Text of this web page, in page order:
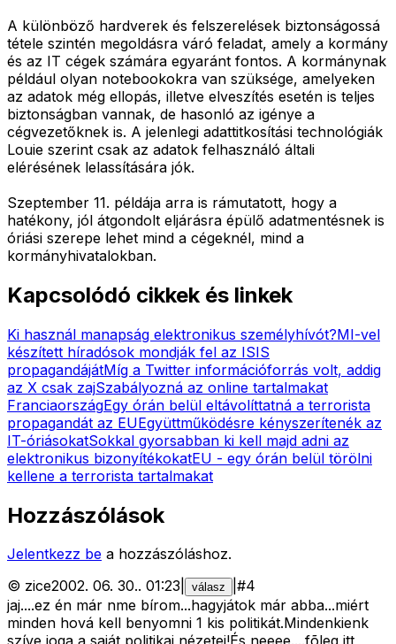
A különböző hardverek és felszerelések biztonságossá
tétele szintén megoldásra váró feladat, amely a kormány
és az IT cégek számára egyaránt fontos. A kormánynak
például olyan notebookokra van szüksége, amelyeken
az adatok még ellopás, illetve elveszítés esetén is teljes
biztonságban vannak, de hasonló az igénye a
cégvezetőknek is. A jelenlegi adattitkosítási technológiák
Louie szerint csak az adatok felhasználó általi
elérésének lelassítására jók.
Szeptember 11. példája arra is rámutatott, hogy a
hatékony, jól átgondolt eljárásra épülő adatmentésnek is
óriási szerepe lehet mind a cégeknél, mind a
kormányhivatalokban.
Kapcsolódó cikkek és linkek
Ki használ manapság elektronikus személyhívót?MI-vel
készített híradósok mondják fel az ISIS
propagandájátMíg a Twitter információforrás volt, addig
az X csak zajSzabályozná az online tartalmakat
FranciaországEgy órán belül eltávolíttatná a terrorista
propagandát az EUEgyüttműködésre kényszerítenék az
IT-óriásokatSokkal gyorsabban ki kell majd adni az
elektronikus bizonyítékokatEU - egy órán belül törölni
kellene a terrorista tartalmakat
Hozzászólások
Jelentkezz be a hozzászóláshoz.
© zice2002. 06. 30.. 01:23 válasz #4
jaj....ez én már nme bírom...hagyjátok már abba...miért
minden hová kell benyomni 1 kis politikát.Mindenkienk